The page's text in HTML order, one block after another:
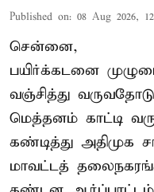
Published on: 08 Aug 2026,
சென்னை,
பயிர்க்கடனை
வஞ்சித்து
மெத்தனம் காட்டி
கண்டித்து அதிமுக
மாவட்டத்